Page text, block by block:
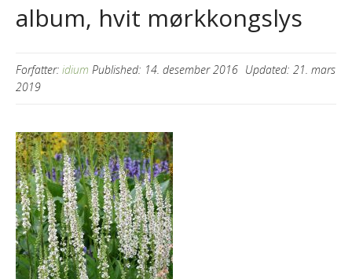
album, hvit mørkkongslys
Forfatter: idium Published: 14. desember 2016 Updated: 21. mars
2019